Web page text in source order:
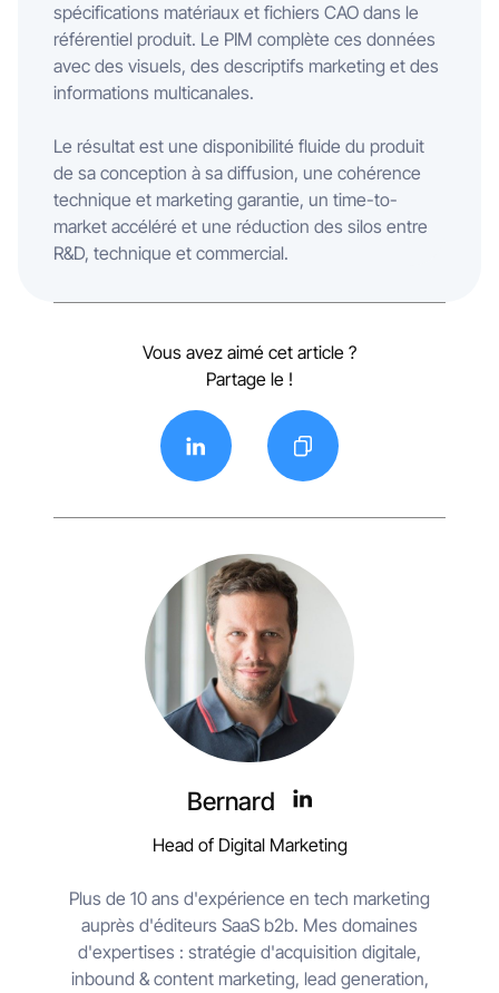
spécifications matériaux et fichiers CAO dans le
référentiel produit. Le PIM complète ces données
avec des visuels, des descriptifs marketing et des
informations multicanales.
Le résultat est une disponibilité fluide du produit
de sa conception à sa diffusion, une cohérence
technique et marketing garantie, un time-to-
market accéléré et une réduction des silos entre
R&D, technique et commercial.
Vous avez aimé cet article ?
Partage le !
Bernard
Head of Digital Marketing
Plus de 10 ans d'expérience en tech marketing
auprès d'éditeurs SaaS b2b. Mes domaines
d'expertises : stratégie d'acquisition digitale,
inbound & content marketing, lead generation,